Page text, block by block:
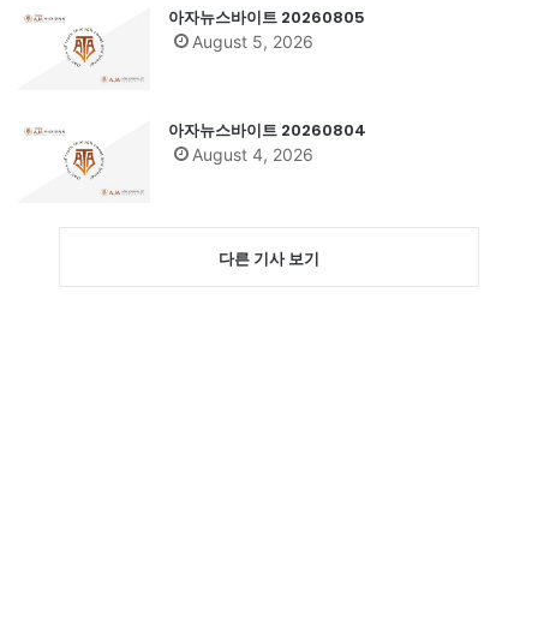
아자뉴스바이트 20260805
August 5, 2026
아자뉴스바이트 20260804
August 4, 2026
다른 기사 보기